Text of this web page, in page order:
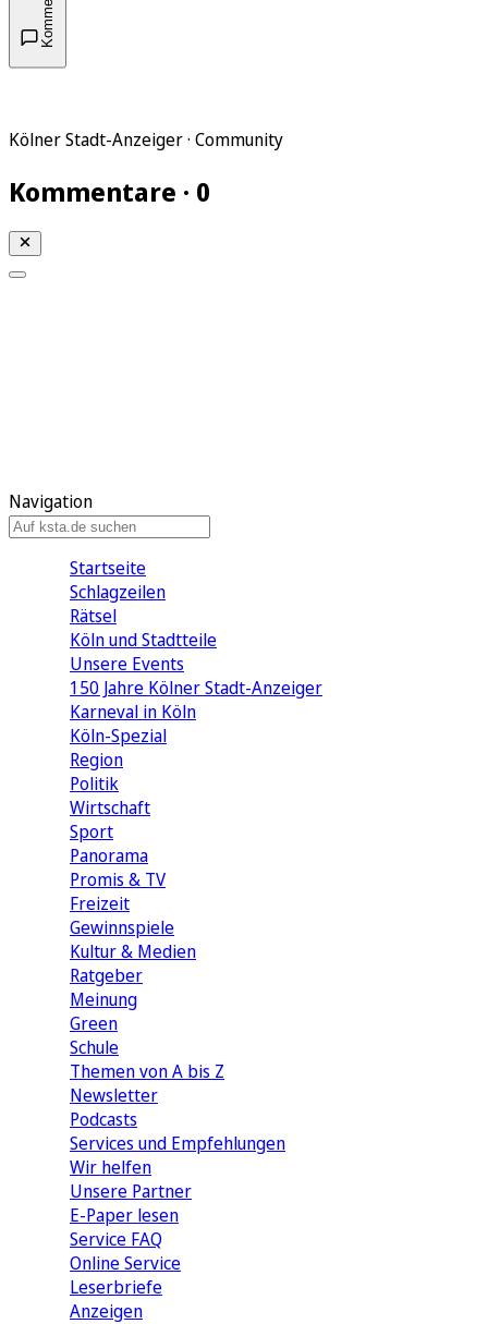
Kölner Stadt-Anzeiger · Community
Kommentare · 0
Navigation
Startseite
Schlagzeilen
Rätsel
Köln und Stadtteile
Unsere Events
150 Jahre Kölner Stadt-Anzeiger
Karneval in Köln
Köln-Spezial
Region
Politik
Wirtschaft
Sport
Panorama
Promis & TV
Freizeit
Gewinnspiele
Kultur & Medien
Ratgeber
Meinung
Green
Schule
Themen von A bis Z
Newsletter
Podcasts
Services und Empfehlungen
Wir helfen
Unsere Partner
E-Paper lesen
Service FAQ
Online Service
Leserbriefe
Anzeigen